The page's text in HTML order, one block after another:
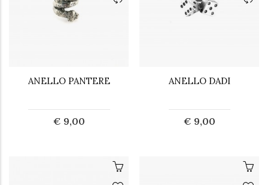
ANELLO PANTERE
€ 9,00
ANELLO DADI
€ 9,00